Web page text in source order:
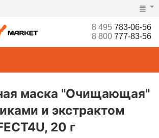
8 495783-06-56
8 800777-83-56
маска "Очищающая"
и экстрактом
20 г